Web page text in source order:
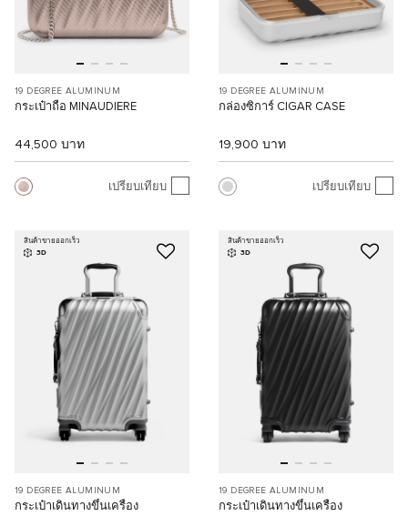
19 DEGREE ALUMINUM
กระเป๋าถือ MINAUDIERE
44,500 บาท
เปรียบเทียบ
19 DEGREE ALUMINUM
กล่องซิการ์ CIGAR CASE
19,900 บาท
เปรียบเทียบ
สินค้าขายออกเร็ว
3D
19 DEGREE ALUMINUM
กระเป๋าเดินทางขึ้นเครื่อง
สินค้าขายออกเร็ว
3D
19 DEGREE ALUMINUM
กระเป๋าเดินทางขึ้นเครื่อง